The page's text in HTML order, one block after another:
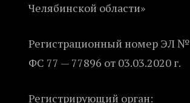
Челябинской области»
Регистрационный номер ЭЛ №
ФС 77 — 77896 от 03.03.2020 г.
Регистрирующий орган: